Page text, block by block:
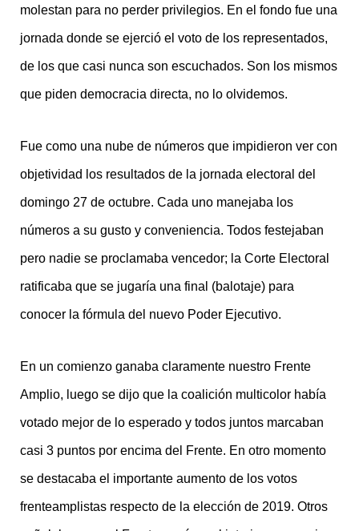
molestan para no perder privilegios. En el fondo fue una
jornada donde se ejerció el voto de los representados,
de los que casi nunca son escuchados. Son los mismos
que piden democracia directa, no lo olvidemos.
Fue como una nube de números que impidieron ver con
objetividad los resultados de la jornada electoral del
domingo 27 de octubre. Cada uno manejaba los
números a su gusto y conveniencia. Todos festejaban
pero nadie se proclamaba vencedor; la Corte Electoral
ratificaba que se jugaría una final (balotaje) para
conocer la fórmula del nuevo Poder Ejecutivo.
En un comienzo ganaba claramente nuestro Frente
Amplio, luego se dijo que la coalición multicolor había
votado mejor de lo esperado y todos juntos marcaban
casi 3 puntos por encima del Frente. En otro momento
se destacaba el importante aumento de los votos
frenteamplistas respecto de la elección de 2019. Otros